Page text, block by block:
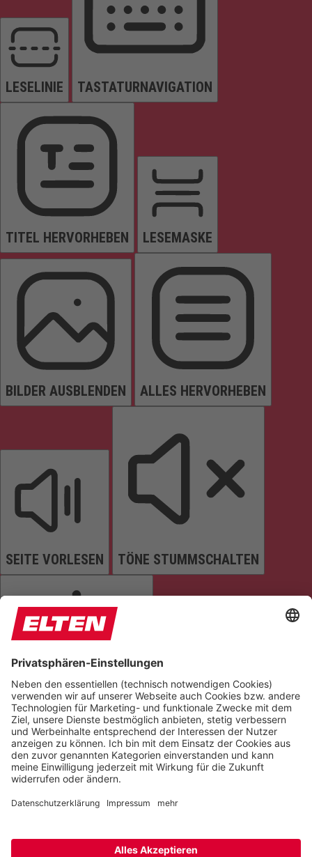
LESELINIE TASTATURNAVIGATION
TITEL HERVORHEBEN LESEMASKE
BILDER AUSBLENDEN ALLES HERVORHEBEN
SEITE VORLESEN TÖNE STUMMSCHALTEN
ANIMATIONEN STOPPEN
Einstellungen zurücksetzen